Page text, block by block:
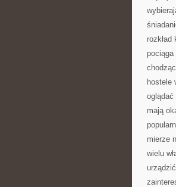
hostele
oglądać
mają
mierze
wielu